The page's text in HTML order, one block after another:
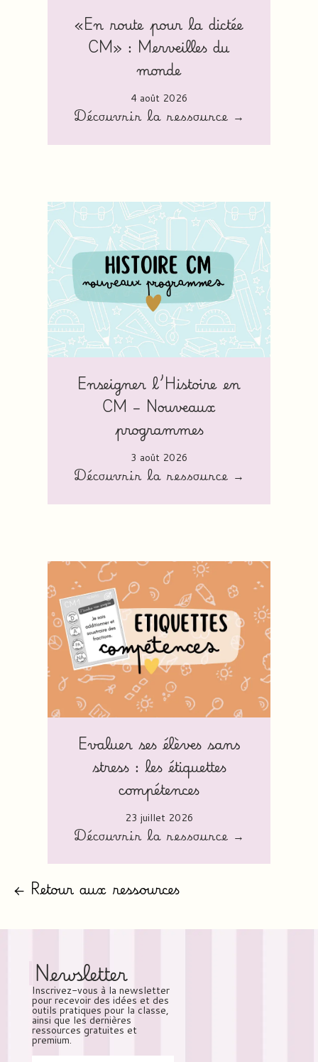
«En route pour la dictée
CM» : Merveilles du
monde
4 août 2026
Découvrir la ressource →
Enseigner l’Histoire en
CM – Nouveaux
programmes
3 août 2026
Découvrir la ressource →
Evaluer ses élèves sans
stress : les étiquettes
compétences
23 juillet 2026
Découvrir la ressource →
← Retour aux ressources
Newsletter
Inscrivez-vous à la newsletter
pour recevoir des idées et des
outils pratiques pour la classe,
ainsi que les dernières
ressources gratuites et
premium.